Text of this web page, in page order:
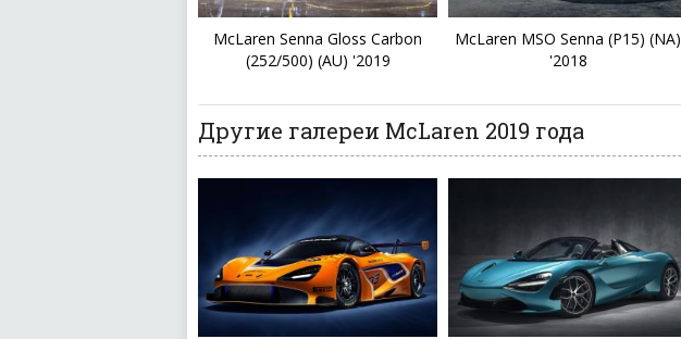
McLaren Senna Gloss Carbon
(252/500) (AU) '2019
McLaren MSO Senna (P15) (NA)
'2018
Другие галереи McLaren 2019 года